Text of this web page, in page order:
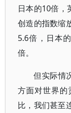
日本的10倍，
创造的指数缩
5.6倍，日本
倍。
但实际情
方面对世界的
比，我们甚至